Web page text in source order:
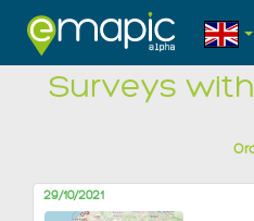
Surveys
29/10/2021